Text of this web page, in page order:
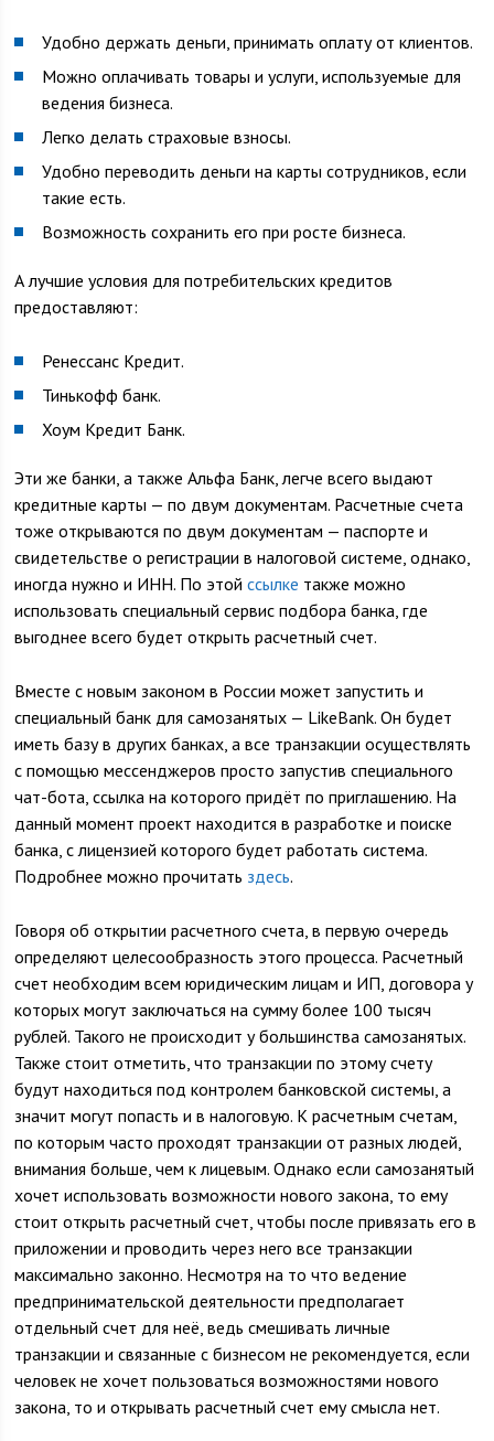
Удобно держать деньги, принимать оплату от клиентов.
Можно оплачивать товары и услуги, используемые для
ведения бизнеса.
Легко делать страховые взносы.
Удобно переводить деньги на карты сотрудников, если
такие есть.
Возможность сохранить его при росте бизнеса.
А лучшие условия для потребительских кредитов
предоставляют:
Ренессанс Кредит.
Тинькофф банк.
Хоум Кредит Банк.
Эти же банки, а также Альфа Банк, легче всего выдают
кредитные карты — по двум документам. Расчетные счета
тоже открываются по двум документам — паспорте и
свидетельстве о регистрации в налоговой системе, однако,
иногда нужно и ИНН. По этойссылке также можно
использовать специальный сервис подбора банка, где
выгоднее всего будет открыть расчетный счет.
Вместе с новым законом в России может запустить и
специальный банк для самозанятых — LikeBank. Он будет
иметь базу в других банках, а все транзакции осуществлять
с помощью мессенджеров просто запустив специального
чат-бота, ссылка на которого придёт по приглашению. На
данный момент проект находится в разработке и поиске
банка, с лицензией которого будет работать система.
Подробнее можно прочитать здесь.
Говоря об открытии расчетного счета, в первую очередь
определяют целесообразность этого процесса. Расчетный
счет необходим всем юридическим лицам и ИП, договора у
которых могут заключаться на сумму более 100 тысяч
рублей. Такого не происходит у большинства самозанятых.
Также стоит отметить, что транзакции по этому счету
будут находиться под контролем банковской системы, а
значит могут попасть и в налоговую. К расчетным счетам,
по которым часто проходят транзакции от разных людей,
внимания больше, чем к лицевым. Однако если самозанятый
хочет использовать возможности нового закона, то ему
стоит открыть расчетный счет, чтобы после привязать его в
приложении и проводить через него все транзакции
максимально законно. Несмотря на то что ведение
предпринимательской деятельности предполагает
отдельный счет для неё, ведь смешивать личные
транзакции и связанные с бизнесом не рекомендуется, если
человек не хочет пользоваться возможностями нового
закона, то и открывать расчетный счет ему смысла нет.